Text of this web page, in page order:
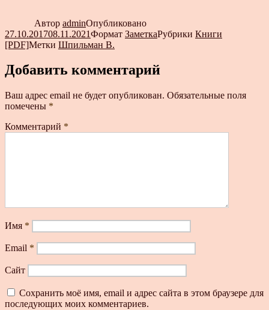
Автор adminОпубликовано
27.10.201708.11.2021Формат ЗаметкаРубрики Книги
[PDF]Метки Шпильман В.
Добавить комментарий
Ваш адрес email не будет опубликован. Обязательные поля
помечены *
Комментарий *
Имя *
Email *
Сайт
Сохранить моё имя, email и адрес сайта в этом браузере для
последующих моих комментариев.